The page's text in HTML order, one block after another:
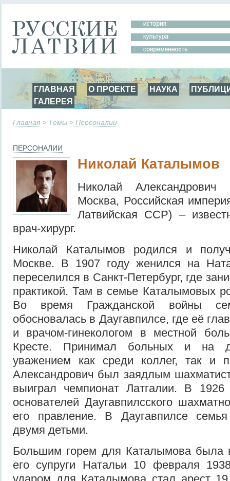
ГЛАВНАЯ О ПРОЕКТЕ НАУКА
ГАЛЕРЕЯ
Главная > Темы > Персоналии
ПЕРСОНАЛИИ
Николай Каталымов
Николай
Москва, Российская
Латвийская ССР) –
врач-хирург.
Николай Каталымов родился и
Москве. В 1907 году женился на
переселился в Санкт-Петербург, где
практикой. Там в семье Каталымовых
Во время Гражданской войны
обосновалась в Даугавпилсе, где её
и врачом-гинекологом в местной
Кресте. Принимал больных и на
уважением как среди коллег, так и
Александрович был заядлым
выиграл чемпионат Латгалии. В
основателей Даугавпилсского
его правление. В Даугавпилсе
двумя детьми.
Большим горем для Каталымова была
его супруги Натальи 10 февраля